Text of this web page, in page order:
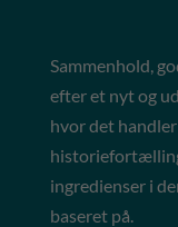
Sammenhold,
efter et nyt og
hvor det
ingredienser i
baseret på.